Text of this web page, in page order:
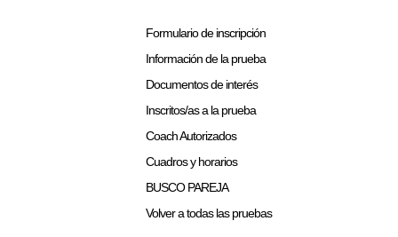
Formulario de inscripción
Información de la prueba
Documentos de interés
Inscritos/as a la prueba
Coach Autorizados
Cuadros y horarios
BUSCO PAREJA
Volver a todas las pruebas